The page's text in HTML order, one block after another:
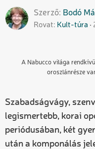
Szerző Bodó
Rovat Kult-túra
A Nabucco világa
oroszlánrésze
Szabadságvágy,
legismertebb, korai
periódusában, két
után a komponálás